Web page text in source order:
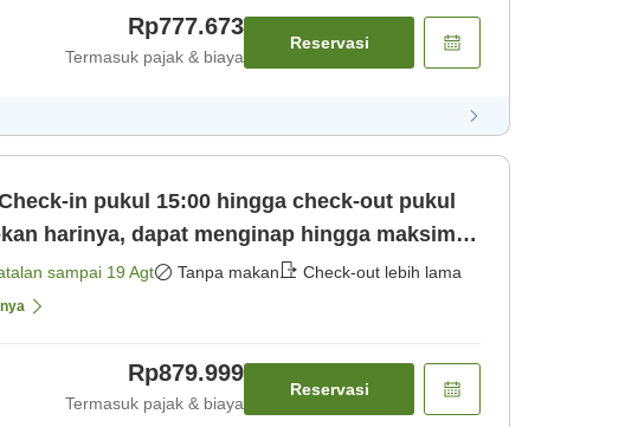
Rp777.673
Termasuk pajak & biaya
Reservasi
in pukul 15:00 hingga check-out pukul
harinya, dapat menginap hingga maksimal
saja]
sampai 19 Agt Tanpa makan Check-out lebih lama
Rp879.999
Termasuk pajak & biaya
Reservasi